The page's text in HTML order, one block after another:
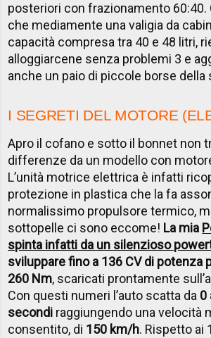
posteriori con frazionamento 60:40.
che mediamente una valigia da
capacità compresa tra 40 e 48 litri,
alloggiarcene senza problemi 3 e
anche un paio di piccole borse della
I SEGRETI DEL MOTORE
Apro il cofano e sotto il bonnet non
differenze da un modello con
L’unità motrice elettrica è infatti
protezione in plastica che la fa
normalissimo propulsore termico,
sottopelle ci sono eccome! La mia
spinta infatti da un silenzioso
sviluppare fino a 136 CV di potenza
260 Nm, scaricati prontamente
Con questi numeri l’auto scatta da 0
secondi raggiungendo una velocità
consentito, di 150 km/h. Rispetto ai